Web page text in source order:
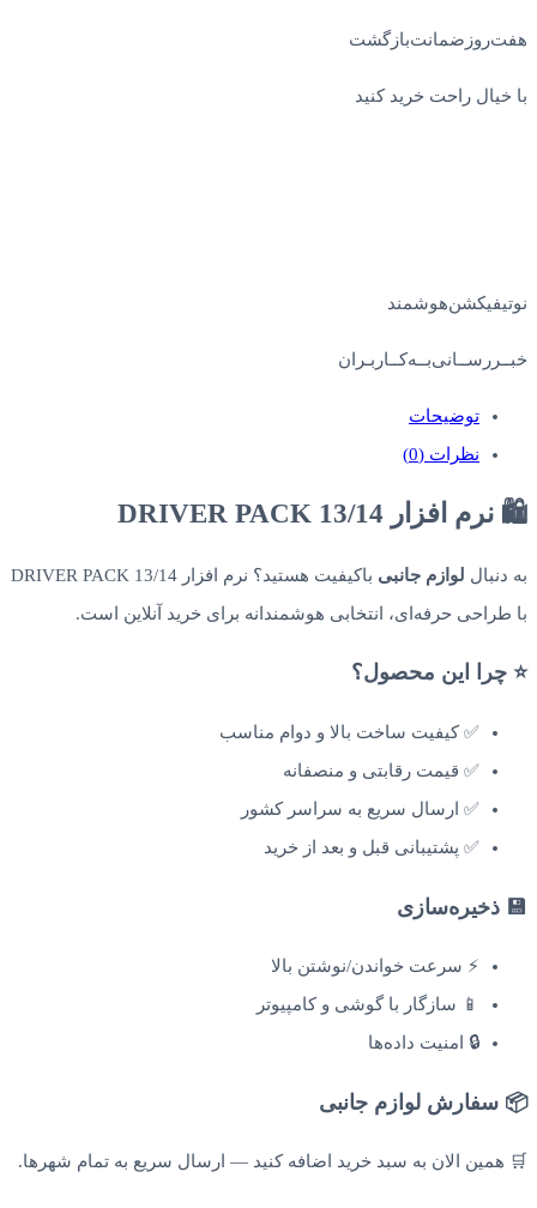
هفت‌روز‌ضمانت‌بازگشت
با خیال راحت خرید کنید
نوتیفیکشن‌هوشمند
خبــررســانی‌بــه‌کــاربـران
توضیحات
نظرات (0)
🛍️ نرم افزار DRIVER PACK 13/14
به دنبال لوازم جانبی
باکیفیت هستید؟ نرم افزار DRIVER PACK 13/14
با طراحی حرفه‌ای، انتخابی هوشمندانه برای خرید آنلاین است.
⭐ چرا این محصول؟
✅ کیفیت ساخت بالا و دوام مناسب
✅ قیمت رقابتی و منصفانه
✅ ارسال سریع به سراسر کشور
✅ پشتیبانی قبل و بعد از خرید
💾 ذخیره‌سازی
⚡ سرعت خواندن/نوشتن بالا
📱 سازگار با گوشی و کامپیوتر
🔒 امنیت داده‌ها
📦 سفارش لوازم جانبی
🛒 همین الان به سبد خرید اضافه کنید — ارسال سریع به تمام شهرها.